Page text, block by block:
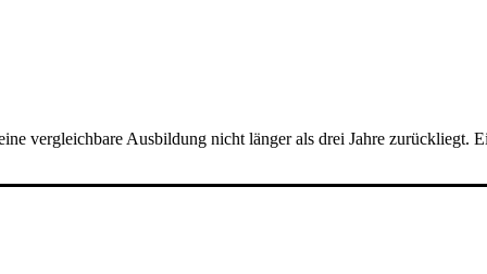
vergleichbare Ausbildung nicht länger als drei Jahre zurückliegt.